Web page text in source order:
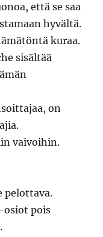
että se saa
hyvältä.
kuraa.
sisältää
on
vaivoihin.
pelottava.
pois